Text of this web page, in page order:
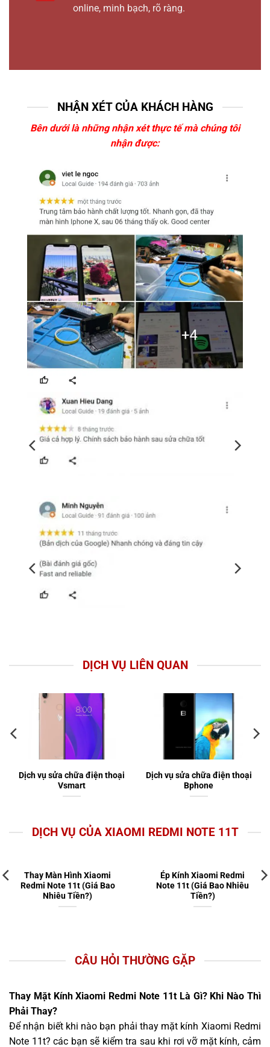
online, minh bạch, rõ ràng.
NHẬN XÉT CỦA KHÁCH HÀNG
Bên dưới là những nhận xét thực tế mà chúng tôi
nhận được:
DỊCH VỤ LIÊN QUAN
Dịch vụ sửa chữa điện thoại
Vsmart
Dịch vụ sửa chữa điện thoại
Bphone
DỊCH VỤ CỦA XIAOMI REDMI NOTE 11T
Thay Màn Hình Xiaomi
Redmi Note 11t (Giá Bao
Nhiêu Tiền?)
Ép Kính Xiaomi Redmi
Note 11t (Giá Bao Nhiêu
Tiền?)
CÂU HỎI THƯỜNG GẶP
Thay Mặt Kính Xiaomi Redmi Note 11t Là Gì? Khi Nào Thì
Phải Thay?
Để nhận biết khi nào bạn phải thay mặt kính Xiaomi Redmi
Note 11t? các bạn sẽ kiểm tra sau khi rơi vỡ mặt kính, cảm